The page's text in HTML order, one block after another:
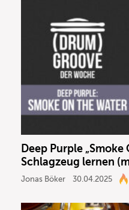
Deep Purple
Schlagzeug lernen
Jonas Böker 30.04.2025